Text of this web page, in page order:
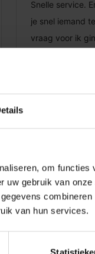
om functies
uw gebruik van
van hun services.